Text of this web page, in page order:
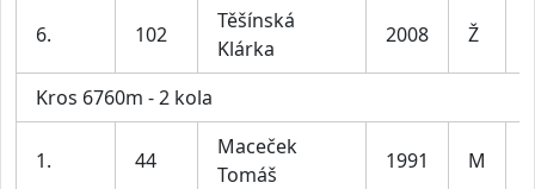
6. 102
Těšínská
Klárka
2008 Ž
Kros 6760m - 2 kola
1. 44
Maceček
Tomáš
1991 M